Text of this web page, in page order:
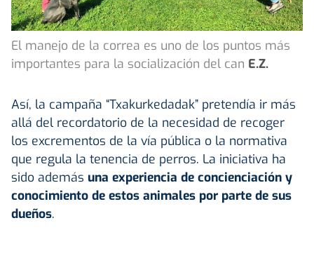
El manejo de la correa es uno de los puntos más
importantes para la socialización del can E.Z.
Así, la campaña “Txakurkedadak” pretendía ir más
allá del recordatorio de la necesidad de recoger
los excrementos de la vía pública o la normativa
que regula la tenencia de perros. La iniciativa ha
sido además una experiencia de concienciación y
conocimiento de estos animales por parte de sus
dueños.